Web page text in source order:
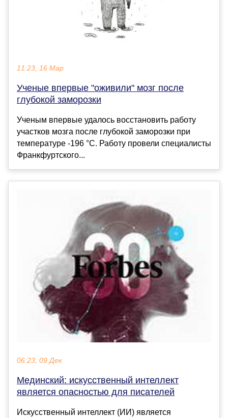
11:23, 16 Мар
Ученые впервые "оживили" мозг после
глубокой заморозки
Ученым впервые удалось восстановить работу
участков мозга после глубокой заморозки при
температуре -196 °C. Работу провели специалисты
Франкфуртского...
06:23, 09 Дек
Мединский: искусственный интеллект
является опасностью для писателей
Искусственный интеллект (ИИ) является